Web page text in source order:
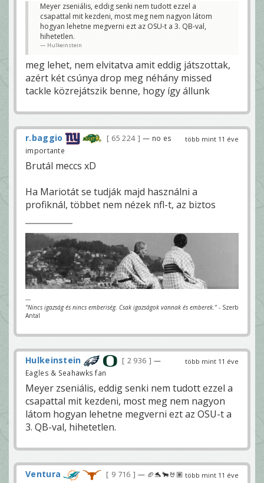
Meyer zseniális, eddig senki nem tudott ezzel a
csapattal mit kezdeni, most meg nem nagyon látom
hogyan lehetne megverni ezt az OSU-t a 3. QB-val,
hihetetlen.
Hulkeinstein
meg lehet, nem elvitatva amit eddig játszottak,
azért két csúnya drop meg néhány missed
tackle közrejátszik benne, hogy így állunk
több mint 11 éve
r.baggio 65 224
— no es
importante
Brutál meccs xD
Ha Mariotát se tudják majd használni a
profiknál, többet nem nézek nfl-t, az biztos
---
"Nincs igazság és nincs emberiség. Csak igazságok vannak és emberek." - Szerb
Antal
több mint 11 éve
Hulkeinstein 2 936
—
Eagles & Seahawks fan
Meyer zseniális, eddig senki nem tudott ezzel a
csapattal mit kezdeni, most meg nem nagyon
látom hogyan lehetne megverni ezt az OSU-t a
3. QB-val, hihetetlen.
több mint 11 éve
Ventura 9 716 — 🏈🐬🐂🤘🏽